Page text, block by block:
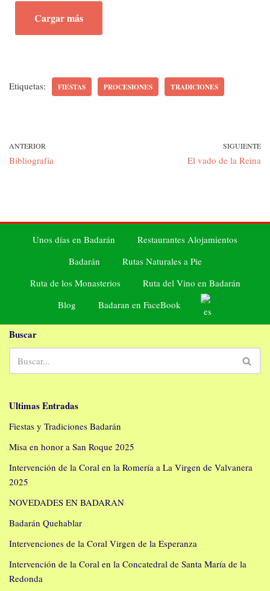
Cargar más
Etiquetas: FIESTAS PROCESIONES TRADICIONES
ANTERIOR
Bibliografía
SIGUIENTE
El vado de la Reina
Unos días en Badarán
Restaurantes Alojamientos
Badarán
Rutas Naturales a Pie
Ruta de los Monasterios
Ruta del Vino en Badarán
Blog
Badaran en FaceBook
Buscar
Ultimas Entradas
Fiestas y Tradiciones Badarán
Misa en honor a San Roque 2025
Intervención de la Coral en la Romería a La Virgen de Valvanera
2025
NOVEDADES EN BADARAN
Badarán Quehablar
Intervenciones de la Coral Virgen de la Esperanza
Intervención de la Coral en la Concatedral de Santa María de la
Redonda